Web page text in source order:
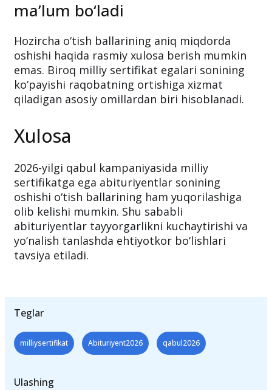
ma’lum bo‘ladi
Hozircha o‘tish ballarining aniq miqdorda
oshishi haqida rasmiy xulosa berish mumkin
emas. Biroq milliy sertifikat egalari sonining
ko‘payishi raqobatning ortishiga xizmat
qiladigan asosiy omillardan biri hisoblanadi.
Xulosa
2026-yilgi qabul kampaniyasida milliy
sertifikatga ega abituriyentlar sonining
oshishi o‘tish ballarining ham yuqorilashiga
olib kelishi mumkin. Shu sababli
abituriyentlar tayyorgarlikni kuchaytirishi va
yo‘nalish tanlashda ehtiyotkor bo‘lishlari
tavsiya etiladi.
Teglar
milliysertifikat Abituriyent2026 qabul2026
Ulashing